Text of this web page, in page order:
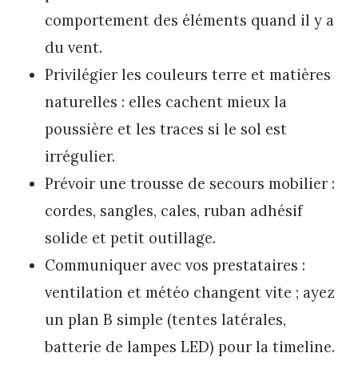
comportement des éléments quand il y a
du vent.
Privilégier les couleurs terre et matières
naturelles : elles cachent mieux la
poussière et les traces si le sol est
irrégulier.
Prévoir une trousse de secours mobilier :
cordes, sangles, cales, ruban adhésif
solide et petit outillage.
Communiquer avec vos prestataires :
ventilation et météo changent vite ; ayez
un plan B simple (tentes latérales,
batterie de lampes LED) pour la timeline.